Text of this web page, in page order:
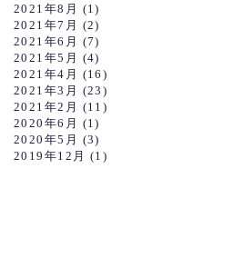
2021年8月 (1)
2021年7月 (2)
2021年6月 (7)
2021年5月 (4)
2021年4月 (16)
2021年3月 (23)
2021年2月 (11)
2020年6月 (1)
2020年5月 (3)
2019年12月 (1)